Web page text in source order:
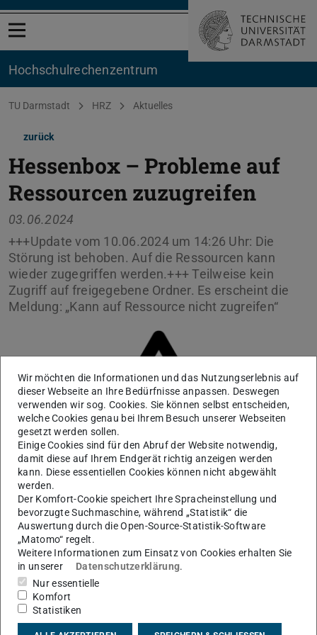
Menü öffnen
Hochschul­rechenzentrum
Sie befinden sich hier:
TU Darmstadt HRZ Aktuelles
zurück
Hessenbox – Probleme auf
Ressourcen zuzugreifen
03.06.2024
+++Update vom 10.06.2024 um 14:26 Uhr: Die
Störung ist behoben. Auf die Ressourcen kann
wieder zugegriffen werden.+++ Teilweise kein
Zugriff auf freigegebene Ordner. Es erscheint die
Meldung: „Kann auf Ressource nicht zugreifen“
KONTAKT
Wir möchten die Informationen und das Nutzungserlebnis auf
dieser Webseite an Ihre Bedürfnisse anpassen. Deswegen
verwenden wir sog. Cookies. Sie können selbst entscheiden,
welche Cookies genau bei Ihrem Besuch unserer Webseiten
gesetzt werden sollen.
Einige Cookies sind für den Abruf der Website notwendig,
damit diese auf Ihrem Endgerät richtig anzeigen werden
kann. Diese essentiellen Cookies können nicht abgewählt
werden.
Der Komfort-Cookie speichert Ihre Spracheinstellung und
bevorzugte Suchmaschine, während „Statistik“ die
Auswertung durch die Open-Source-Statistik-Software
„Matomo“ regelt.
Weitere Informationen zum Einsatz von Cookies erhalten Sie
in unserer
Datenschutzerklärung.
Nur essentielle
Komfort
Statistiken